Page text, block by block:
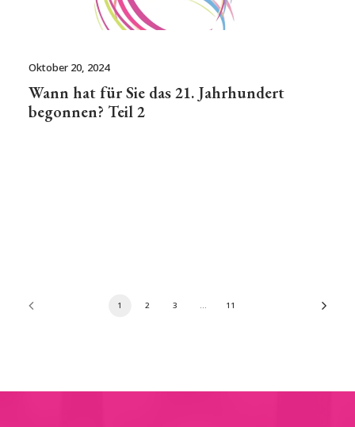
Oktober 20, 2024
Wann hat für Sie das 21. Jahrhundert
begonnen? Teil 2
1 2 3 … 11